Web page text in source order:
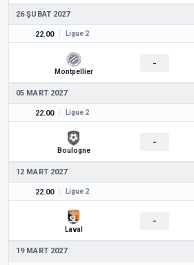
26 ŞUBAT 2027
22.00 Ligue 2
Montpellier
-
05 MART 2027
22.00 Ligue 2
Boulogne
-
12 MART 2027
22.00 Ligue 2
Laval
-
19 MART 2027